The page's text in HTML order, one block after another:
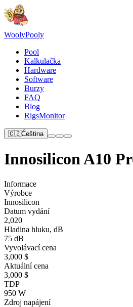
WoolyPooly
Pool
Kalkulačka
Hardware
Software
Burzy
FAQ
Blog
RigsMonitor
🇨🇿Čeština
Innosilicon A10
Informace
Výrobce
Innosilicon
Datum vydání
2,020
Hladina hluku, dB
75 dB
Vyvolávací cena
3,000 $
Aktuální cena
3,000 $
TDP
950 W
Zdroj napájení